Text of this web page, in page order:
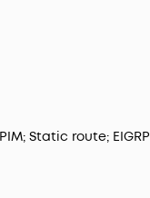
PIM; Static route; EIGRP